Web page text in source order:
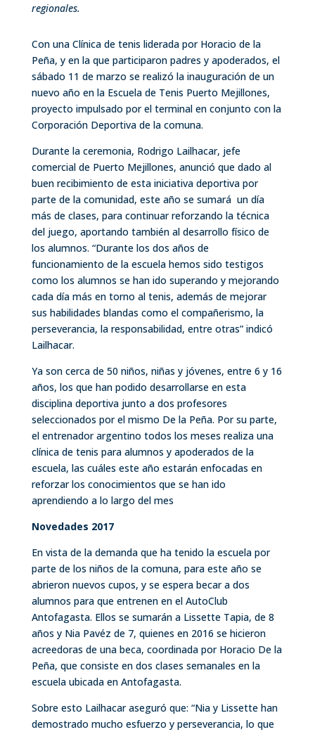
regionales.
Con una Clínica de tenis liderada por Horacio de la
Peña, y en la que participaron padres y apoderados, el
sábado 11 de marzo se realizó la inauguración de un
nuevo año en la Escuela de Tenis Puerto Mejillones,
proyecto impulsado por el terminal en conjunto con la
Corporación Deportiva de la comuna.
Durante la ceremonia, Rodrigo Lailhacar, jefe
comercial de Puerto Mejillones, anunció que dado al
buen recibimiento de esta iniciativa deportiva por
parte de la comunidad, este año se sumará un día
más de clases, para continuar reforzando la técnica
del juego, aportando también al desarrollo físico de
los alumnos. “Durante los dos años de
funcionamiento de la escuela hemos sido testigos
como los alumnos se han ido superando y mejorando
cada día más en torno al tenis, además de mejorar
sus habilidades blandas como el compañerismo, la
perseverancia, la responsabilidad, entre otras” indicó
Lailhacar.
Ya son cerca de 50 niños, niñas y jóvenes, entre 6 y 16
años, los que han podido desarrollarse en esta
disciplina deportiva junto a dos profesores
seleccionados por el mismo De la Peña. Por su parte,
el entrenador argentino todos los meses realiza una
clínica de tenis para alumnos y apoderados de la
escuela, las cuáles este año estarán enfocadas en
reforzar los conocimientos que se han ido
aprendiendo a lo largo del mes
Novedades 2017
En vista de la demanda que ha tenido la escuela por
parte de los niños de la comuna, para este año se
abrieron nuevos cupos, y se espera becar a dos
alumnos para que entrenen en el AutoClub
Antofagasta. Ellos se sumarán a Lissette Tapia, de 8
años y Nia Pavéz de 7, quienes en 2016 se hicieron
acreedoras de una beca, coordinada por Horacio De la
Peña, que consiste en dos clases semanales en la
escuela ubicada en Antofagasta.
Sobre esto Lailhacar aseguró que: “Nia y Lissette han
demostrado mucho esfuerzo y perseverancia, lo que